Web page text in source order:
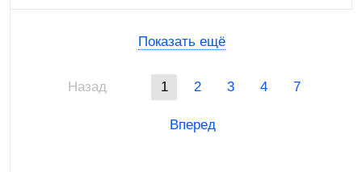
Показать ещё
Назад 1 2 3 4 7
Вперед